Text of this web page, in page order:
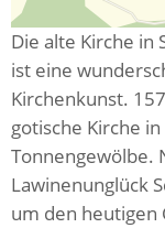
Die alte Kirche in
ist eine
Kirchenkunst.
gotische Kirche
Tonnengewölbe.
Lawinenunglück
um den